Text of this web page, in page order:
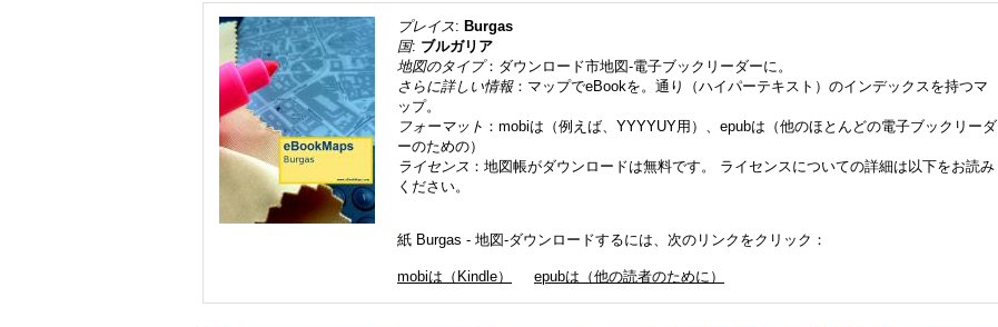
プレイス: Burgas
国: ブルガリア
地図のタイプ：ダウンロード市地図-電子ブックリーダーに。
さらに詳しい情報：マップでeBookを。通り（ハイパーテキスト）のインデックスを持つマ
ップ。
フォーマット ：mobiは（例えば、YYYYUY用）、epubは（他のほとんどの電子ブックリーダ
ーのための）
ライセンス ：地図帳がダウンロードは無料です。 ライセンスについての詳細は以下をお読み
ください。
紙 Burgas - 地図-ダウンロードするには、次のリンクをクリック：
mobiは（Kindle） epubは（他の読者のために）